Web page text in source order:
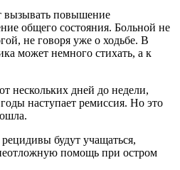
вызывать повышение
общего состояния. Больной не
не говоря уже о ходьбе. В
может немного стихать, а к
нескольких дней до недели,
наступает ремиссия. Но это
будут учащаться,
помощь при остром